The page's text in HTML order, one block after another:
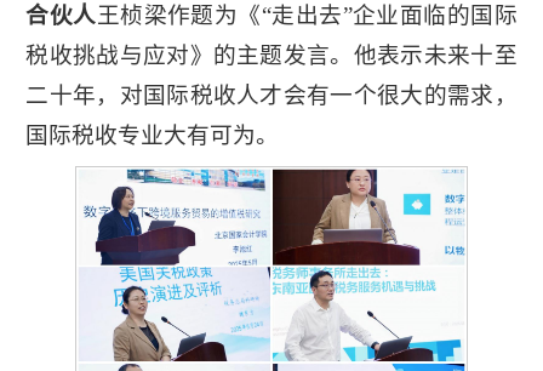
合伙人王桢梁作题为《“走出去”企业面临的国际
税收挑战与应对》的主题发言。他表示未来十至
二十年，对国际税收人才会有一个很大的需求，
国际税收专业大有可为。